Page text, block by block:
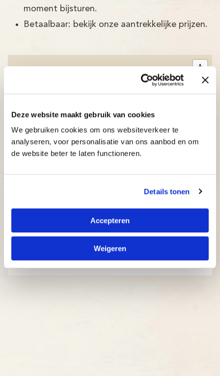
Deze website maakt gebruik van cookies
We gebruiken cookies om ons websiteverkeer te
analyseren, voor personalisatie van ons aanbod en om
de website beter te laten functioneren.
Details tonen
Accepteren
Weigeren
moment bijsturen.
Betaalbaar: bekijk onze aantrekkelijke prijzen.